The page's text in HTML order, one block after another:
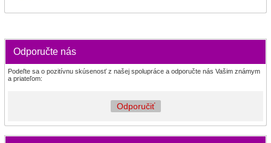
Odporučte nás
Podeľte sa o pozitívnu skúsenosť z našej spolupráce a odporučte nás Vašim známym
a priateľom:
Odporučiť